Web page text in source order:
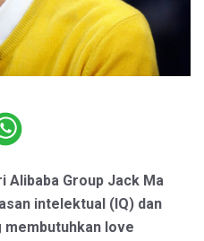
Alibaba Group Jack Ma
intelektual (IQ) dan
love